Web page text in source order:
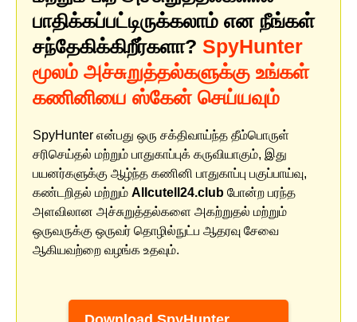
பாதிக்கப்பட்டிருக்கலாம் என நீங்கள்
சந்தேகிக்கிறீர்களா? SpyHunter
மூலம் அச்சுறுத்தல்களுக்கு உங்கள்
கணினியை ஸ்கேன் செய்யவும்
SpyHunter என்பது ஒரு சக்திவாய்ந்த தீம்பொருள்
சரிசெய்தல் மற்றும் பாதுகாப்புக் கருவியாகும், இது
பயனர்களுக்கு ஆழ்ந்த கணினி பாதுகாப்பு பகுப்பாய்வு,
கண்டறிதல் மற்றும் Allcutell24.club போன்ற பரந்த
அளவிலான அச்சுறுத்தல்களை அகற்றுதல் மற்றும்
ஒருவருக்கு ஒருவர் தொழில்நுட்ப ஆதரவு சேவை
ஆகியவற்றை வழங்க உதவும்.